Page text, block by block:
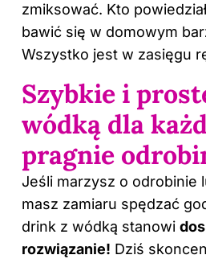
zmiksować. Kto
bawić się w domowym
Wszystko jest w zasięgu
Szybkie i
wódką dla
pragnie
Jeśli marzysz o odrobinie
masz zamiaru spędzać
drink z wódką stanowi
rozwiązanie! Dziś